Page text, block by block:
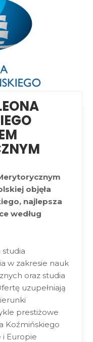
objęła
najlepsza
według
studia
w zakresie nauk
oraz studia
uzupełniają
prestiżowe
Koźmińskiego
i Europie